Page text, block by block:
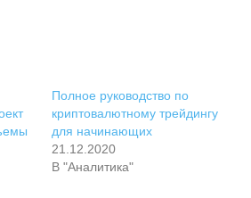
Полное руководство по
криптовалютному трейдингу
для начинающих
21.12.2020
В "Аналитика"